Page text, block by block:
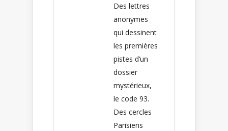
Des lettres
anonymes
qui dessinent
les premières
pistes d’un
dossier
mystérieux,
le code 93.
Des cercles
Parisiens